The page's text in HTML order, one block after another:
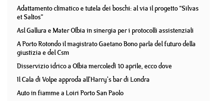
Adattamento climatico e tutela dei boschi: al via il progetto “Silvas
et Saltos”
Asl Gallura e Mater Olbia in sinergia per i protocolli assistenziali
A Porto Rotondo il magistrato Gaetano Bono parla del futuro della
giustizia e del Csm
Disservizio idrico a Olbia mercoledì 10 aprile, ecco dove
Il Cala di Volpe approda all'Harry's bar di Londra
Auto in fiamme a Loiri Porto San Paolo